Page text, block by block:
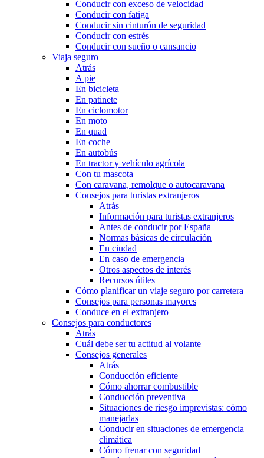
Conducir con exceso de velocidad
Conducir con fatiga
Conducir sin cinturón de seguridad
Conducir con estrés
Conducir con sueño o cansancio
Viaja seguro
Atrás
A pie
En bicicleta
En patinete
En ciclomotor
En moto
En quad
En coche
En autobús
En tractor y vehículo agrícola
Con tu mascota
Con caravana, remolque o autocaravana
Consejos para turistas extranjeros
Atrás
Información para turistas extranjeros
Antes de conducir por España
Normas básicas de circulación
En ciudad
En caso de emergencia
Otros aspectos de interés
Recursos útiles
Cómo planificar un viaje seguro por carretera
Consejos para personas mayores
Conduce en el extranjero
Consejos para conductores
Atrás
Cuál debe ser tu actitud al volante
Consejos generales
Atrás
Conducción eficiente
Cómo ahorrar combustible
Conducción preventiva
Situaciones de riesgo imprevistas: cómo
manejarlas
Conducir en situaciones de emergencia
climática
Cómo frenar con seguridad